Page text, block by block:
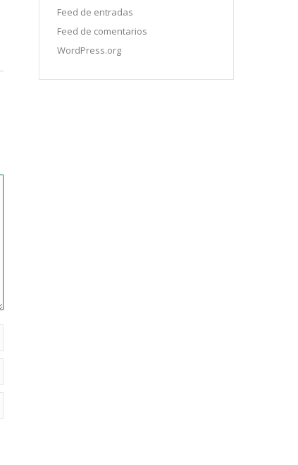
Feed de entradas
Feed de comentarios
WordPress.org